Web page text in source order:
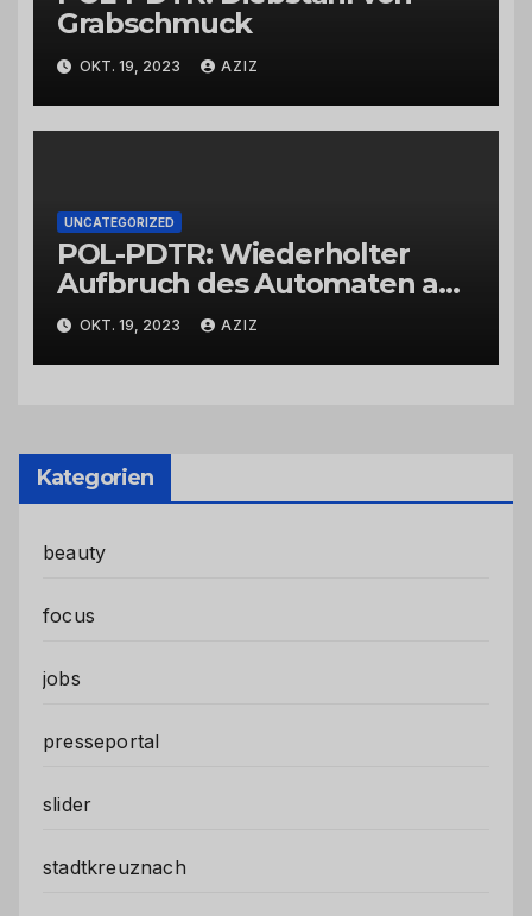
Grabschmuck
OKT. 19, 2023 AZIZ
UNCATEGORIZED
POL-PDTR: Wiederholter
Aufbruch des Automaten am
Wohnmobilstellplatz in
Hermeskeil am Labachweg
OKT. 19, 2023 AZIZ
Kategorien
beauty
focus
jobs
presseportal
slider
stadtkreuznach